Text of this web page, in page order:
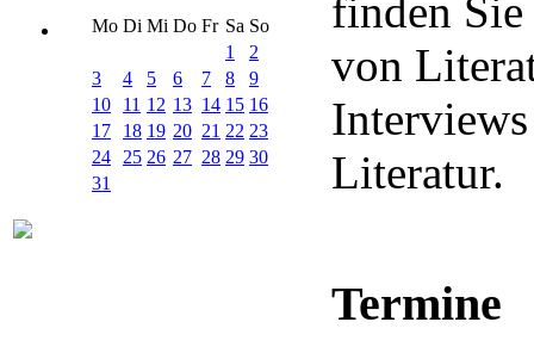
Mo Di Mi Do Fr Sa So
1
2
3
4 5 6 7 8
9
10
11 12 13 14 15 16
17
18 19 20 21 22 23
24
25 26 27 28 29 30
31
finden
von
Literatur.
Termine